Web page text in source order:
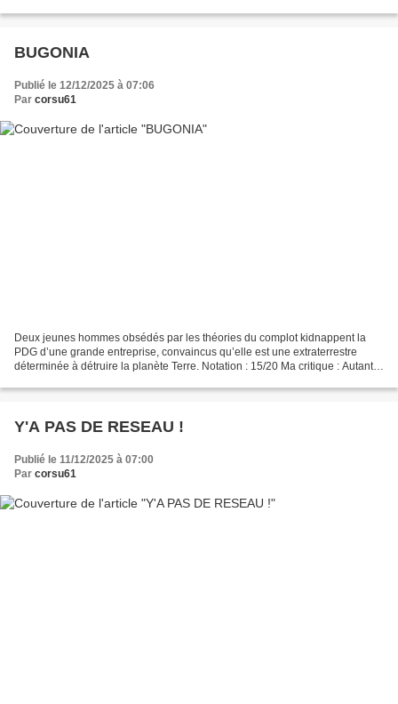
BUGONIA
Publié le 12/12/2025 à 07:06
Par corsu61
Deux jeunes hommes obsédés par les théories du complot kidnappent la
PDG d’une grande entreprise, convaincus qu’elle est une extraterrestre
déterminée à détruire la planète Terre. Notation : 15/20 Ma critique : Autant
Y'A PAS DE RESEAU !
Publié le 11/12/2025 à 07:00
Par corsu61